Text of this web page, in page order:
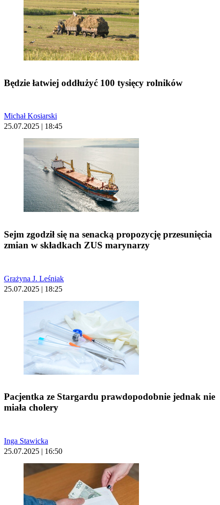
Będzie łatwiej oddłużyć 100 tysięcy rolników
Michał Kosiarski
25.07.2025 | 18:45
Sejm zgodził się na senacką propozycję przesunięcia
zmian w składkach ZUS marynarzy
Grażyna J. Leśniak
25.07.2025 | 18:25
Pacjentka ze Stargardu prawdopodobnie jednak nie
miała cholery
Inga Stawicka
25.07.2025 | 16:50